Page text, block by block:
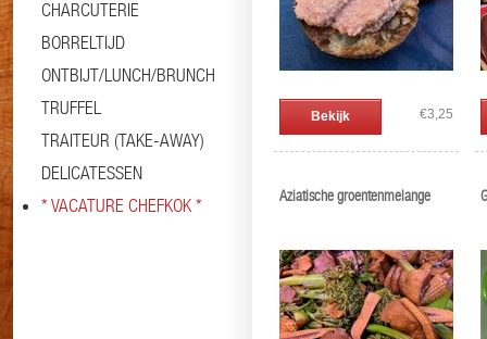
CHARCUTERIE
BORRELTIJD
ONTBIJT/LUNCH/BRUNCH
TRUFFEL
TRAITEUR (TAKE-AWAY)
DELICATESSEN
* VACATURE CHEFKOK *
Bekijk €3,25
Aziatische groentenmelange